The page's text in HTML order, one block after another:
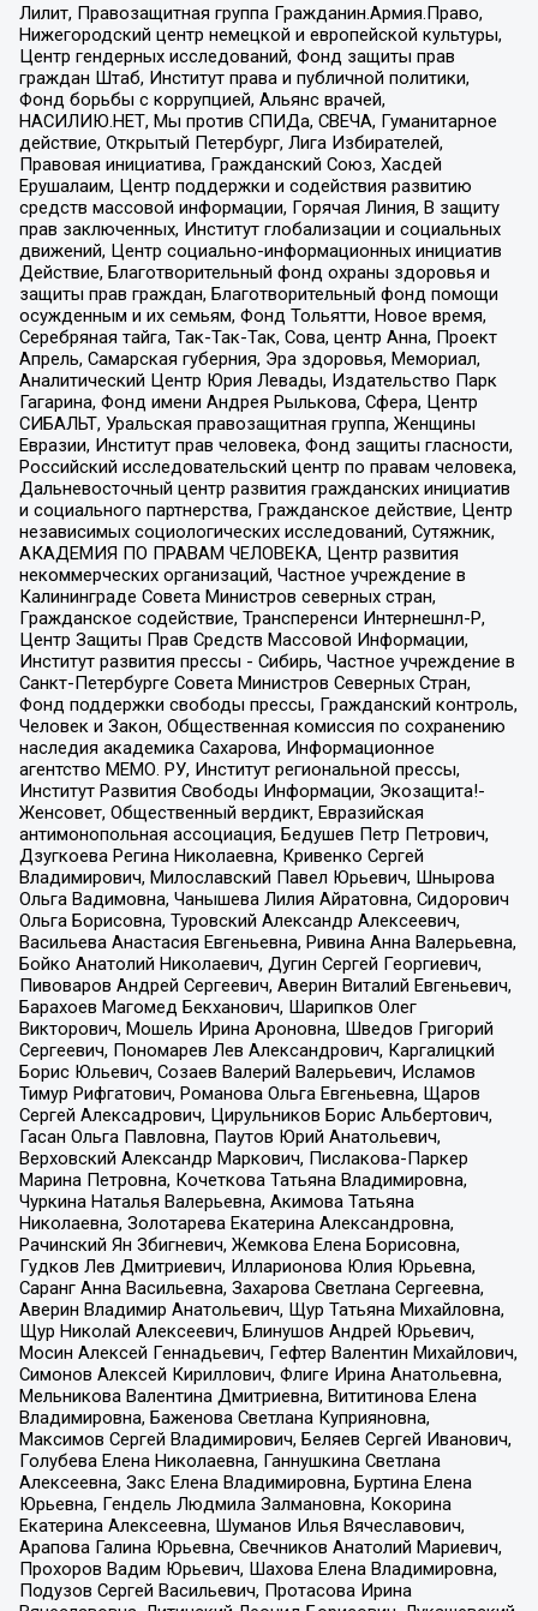
Лилит, Правозащитная группа Гражданин.Армия.Право,
Нижегородский центр немецкой и европейской культуры,
Центр гендерных исследований, Фонд защиты прав
граждан Штаб, Институт права и публичной политики,
Фонд борьбы с коррупцией, Альянс врачей,
НАСИЛИЮ.НЕТ, Мы против СПИДа, СВЕЧА, Гуманитарное
действие, Открытый Петербург, Лига Избирателей,
Правовая инициатива, Гражданский Союз, Хасдей
Ерушалаим, Центр поддержки и содействия развитию
средств массовой информации, Горячая Линия, В защиту
прав заключенных, Институт глобализации и социальных
движений, Центр социально-информационных инициатив
Действие, Благотворительный фонд охраны здоровья и
защиты прав граждан, Благотворительный фонд помощи
осужденным и их семьям, Фонд Тольятти, Новое время,
Серебряная тайга, Так-Так-Так, Сова, центр Анна, Проект
Апрель, Самарская губерния, Эра здоровья, Мемориал,
Аналитический Центр Юрия Левады, Издательство Парк
Гагарина, Фонд имени Андрея Рылькова, Сфера, Центр
СИБАЛЬТ, Уральская правозащитная группа, Женщины
Евразии, Институт прав человека, Фонд защиты гласности,
Российский исследовательский центр по правам человека,
Дальневосточный центр развития гражданских инициатив
и социального партнерства, Гражданское действие, Центр
независимых социологических исследований, Сутяжник,
АКАДЕМИЯ ПО ПРАВАМ ЧЕЛОВЕКА, Центр развития
некоммерческих организаций, Частное учреждение в
Калининграде Совета Министров северных стран,
Гражданское содействие, Трансперенси Интернешнл-Р,
Центр Защиты Прав Средств Массовой Информации,
Институт развития прессы - Сибирь, Частное учреждение в
Санкт-Петербурге Совета Министров Северных Стран,
Фонд поддержки свободы прессы, Гражданский контроль,
Человек и Закон, Общественная комиссия по сохранению
наследия академика Сахарова, Информационное
агентство МЕМО. РУ, Институт региональной прессы,
Институт Развития Свободы Информации, Экозащита!-
Женсовет, Общественный вердикт, Евразийская
антимонопольная ассоциация, Бедушев Петр Петрович,
Дзугкоева Регина Николаевна, Кривенко Сергей
Владимирович, Милославский Павел Юрьевич, Шнырова
Ольга Вадимовна, Чанышева Лилия Айратовна, Сидорович
Ольга Борисовна, Туровский Александр Алексеевич,
Васильева Анастасия Евгеньевна, Ривина Анна Валерьевна,
Бойко Анатолий Николаевич, Дугин Сергей Георгиевич,
Пивоваров Андрей Сергеевич, Аверин Виталий Евгеньевич,
Барахоев Магомед Бекханович, Шарипков Олег
Викторович, Мошель Ирина Ароновна, Шведов Григорий
Сергеевич, Пономарев Лев Александрович, Каргалицкий
Борис Юльевич, Созаев Валерий Валерьевич, Исламов
Тимур Рифгатович, Романова Ольга Евгеньевна, Щаров
Сергей Алексадрович, Цирульников Борис Альбертович,
Гасан Ольга Павловна, Паутов Юрий Анатольевич,
Верховский Александр Маркович, Пислакова-Паркер
Марина Петровна, Кочеткова Татьяна Владимировна,
Чуркина Наталья Валерьевна, Акимова Татьяна
Николаевна, Золотарева Екатерина Александровна,
Рачинский Ян Збигневич, Жемкова Елена Борисовна,
Гудков Лев Дмитриевич, Илларионова Юлия Юрьевна,
Саранг Анна Васильевна, Захарова Светлана Сергеевна,
Аверин Владимир Анатольевич, Щур Татьяна Михайловна,
Щур Николай Алексеевич, Блинушов Андрей Юрьевич,
Мосин Алексей Геннадьевич, Гефтер Валентин Михайлович,
Симонов Алексей Кириллович, Флиге Ирина Анатольевна,
Мельникова Валентина Дмитриевна, Вититинова Елена
Владимировна, Баженова Светлана Куприяновна,
Максимов Сергей Владимирович, Беляев Сергей Иванович,
Голубева Елена Николаевна, Ганнушкина Светлана
Алексеевна, Закс Елена Владимировна, Буртина Елена
Юрьевна, Гендель Людмила Залмановна, Кокорина
Екатерина Алексеевна, Шуманов Илья Вячеславович,
Арапова Галина Юрьевна, Свечников Анатолий Мариевич,
Прохоров Вадим Юрьевич, Шахова Елена Владимировна,
Подузов Сергей Васильевич, Протасова Ирина